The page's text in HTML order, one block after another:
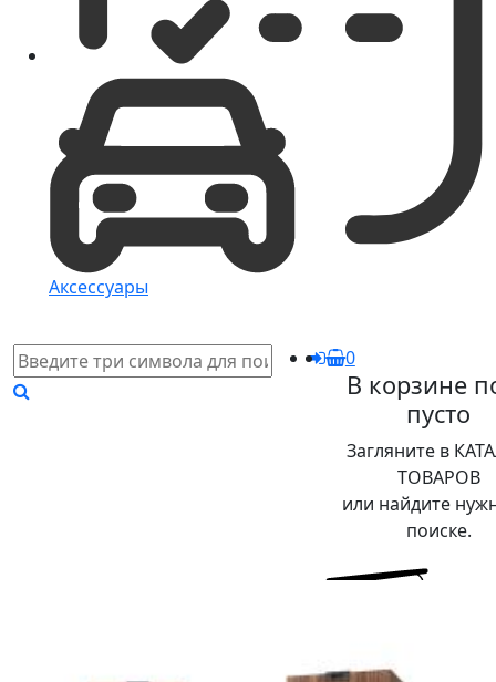
Аксессуары
0
В корзине
пусто
Загляните в
ТОВАРОВ
или найдите
поиске.